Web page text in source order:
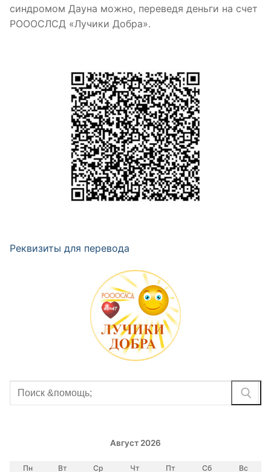
синдромом Дауна можно, переведя деньги на счет
РОООСЛСД «Лучики Добра».
Реквизиты для перевода
Найти:
Август 2026
Пн Вт Ср Чт Пт Сб Вс